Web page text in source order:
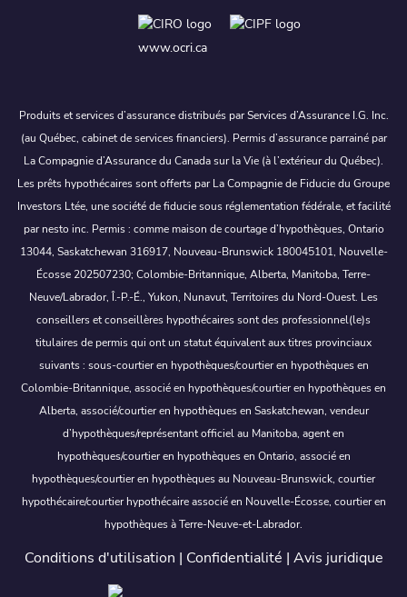
www.ocri.ca
Produits et services d’assurance distribués par Services d’Assurance I.G. Inc.
(au Québec, cabinet de services financiers). Permis d’assurance parrainé par
La Compagnie d’Assurance du Canada sur la Vie (à l’extérieur du Québec).
Les prêts hypothécaires sont offerts par La Compagnie de Fiducie du Groupe
Investors Ltée, une société de fiducie sous réglementation fédérale, et facilité
par nesto inc. Permis : comme maison de courtage d’hypothèques, Ontario
13044, Saskatchewan 316917, Nouveau-Brunswick 180045101, Nouvelle-
Écosse 202507230; Colombie-Britannique, Alberta, Manitoba, Terre-
Neuve/Labrador, Î.-P.-É., Yukon, Nunavut, Territoires du Nord-Ouest. Les
conseillers et conseillères hypothécaires sont des professionnel(le)s
titulaires de permis qui ont un statut équivalent aux titres provinciaux
suivants : sous-courtier en hypothèques/courtier en hypothèques en
Colombie-Britannique, associé en hypothèques/courtier en hypothèques en
Alberta, associé/courtier en hypothèques en Saskatchewan, vendeur
d’hypothèques/représentant officiel au Manitoba, agent en
hypothèques/courtier en hypothèques en Ontario, associé en
hypothèques/courtier en hypothèques au Nouveau-Brunswick, courtier
hypothécaire/courtier hypothécaire associé en Nouvelle-Écosse, courtier en
hypothèques à Terre-Neuve-et-Labrador.
Conditions d'utilisation | Confidentialité | Avis juridique